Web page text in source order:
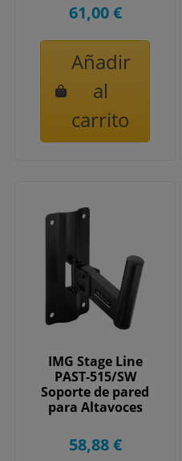
61,00 €
Añadir
al
carrito
IMG Stage Line
PAST-515/SW
Soporte de pared
para Altavoces
58,88 €